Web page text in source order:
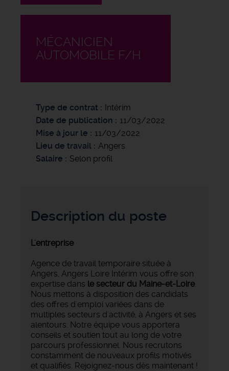
MÉCANICIEN
AUTOMOBILE F/H
Type de contrat
Intérim
Date de publication
11/03/2022
Mise à jour le
11/03/2022
Lieu de travail
Angers
Salaire
Selon profil
Description du poste
L'entreprise
Agence de travail temporaire située à
Angers, Angers Loire Intérim vous offre son
expertise dans le secteur du Maine-et-Loire.
Nous mettons à disposition des candidats
des offres d'emploi variées dans de
multiples secteurs d'activité, à Angers et ses
alentours. Notre équipe vous apportera
conseils et soutien tout au long de votre
parcours professionnel. Nous recrutons
constamment de nouveaux profils motivés
et qualifiés. Rejoignez-nous dès maintenant !